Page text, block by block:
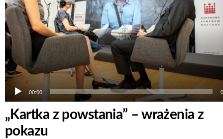
00:00
„Kartka z powstania” – wrażenia z
pokazu